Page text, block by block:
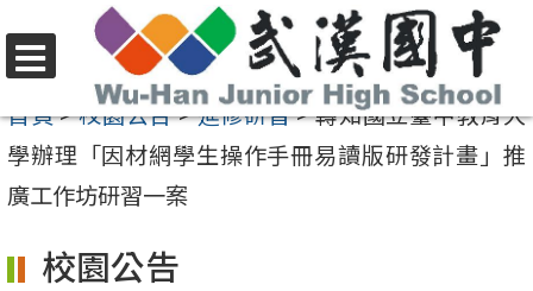
至
要
內
區
選
單
首頁>校園公告>進修研習>轉知國立臺中教育大
學辦理「因材網學生操作手冊易讀版研發計畫」推
廣工作坊研習一案
校園公告